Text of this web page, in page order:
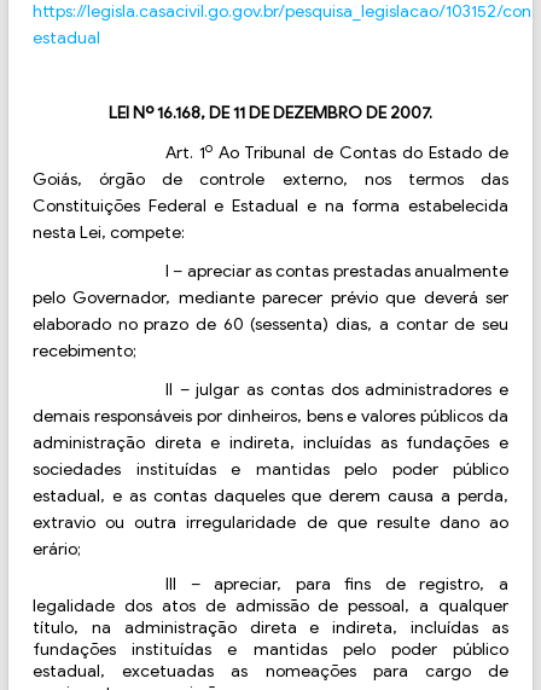
https://legisla.casacivil.go.gov.br/pesquisa_legislacao/103152/
estadual
LEI Nº 16.168, DE 11 DE DEZEMBRO DE 2007.
Art. 1o Ao Tribunal de Contas do Estado de
Goiás, órgão de controle externo, nos termos das
Constituições Federal e Estadual e na forma estabelecida
nesta Lei, compete:
I– apreciar as contas prestadas anualmente
pelo Governador, mediante parecer prévio que deverá ser
elaborado no prazo de 60 (sessenta) dias, a contar de seu
recebimento;
II –julgar as contas dos administradores e
demais responsáveis por dinheiros, bens e valores públicos da
administração direta e indireta, incluídas as fundações e
sociedades instituídas e mantidas pelo poder público
estadual, e as contas daqueles que derem causa a perda,
extravio ou outra irregularidade de que resulte dano ao
erário;
III – apreciar, para fins de registro, a
legalidade dos atos de admissão de pessoal, a qualquer
título, na administração direta e indireta, incluídas as
fundações instituídas e mantidas pelo poder público
estadual, excetuadas as nomeações para cargo de